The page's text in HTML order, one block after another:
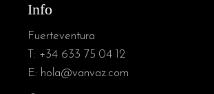
Info
Fuerteventura
T: +34 633 75 04 12
E: hola@vanvaz.com